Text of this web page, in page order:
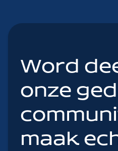
Word
onze
maak